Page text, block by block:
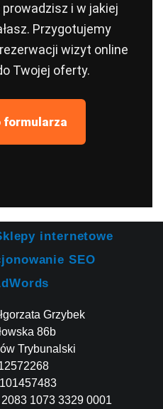
i w jakiej
Przygotujemy
wizyt online
Twojej oferty.
formularza
internetowe
SEO
Grzybek
86b
Trybunalski
1073 3329 0001